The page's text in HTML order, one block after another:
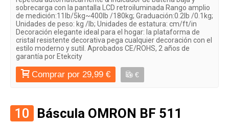
sobrecarga con la pantalla LCD retroiluminada Rango amplio
de medición:11lb/5kg~400lb /180kg; Graduación:0.2lb /0.1kg;
Unidades de peso: kg /lb; Unidades de estatura: cm/ft/in
Decoración elegante ideal para el hogar: la plataforma de
cristal resistente decorativa pega cualquier decoración con el
estilo moderno y sutil. Aprobados CE/ROHS, 2 años de
garantía por Etekcity
Comprar por 29,99 € €
10 Báscula OMRON BF 511